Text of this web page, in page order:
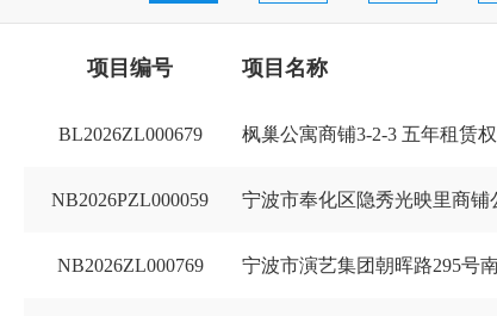
项目编号 项目名称
BL2026ZL000679 枫巢公寓商铺3-2-3 五年租赁权
NB2026PZL000059
NB2026ZL000769